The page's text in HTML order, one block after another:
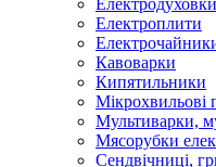
Електродуховки
Електроплити
Кавоварки
Кипятильники
Мікрохвильові
Мультиварки,
Мясорубки
Сендвічниці,